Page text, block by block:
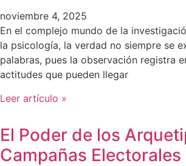
noviembre 4, 2025
En el complejo mundo de la
la psicología, la verdad no siempre se
palabras, pues la observación registra
actitudes que pueden llegar
Leer artículo »
El Poder de los
Campañas Electorales